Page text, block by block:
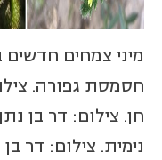
מיני צמחים
חסמסת גפורה.
חן. צילום: דר בן
נימית. צילום: דר